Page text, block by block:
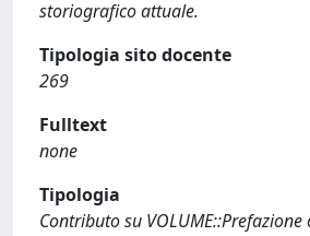
storiografico attuale.
Tipologia sito docente
269
Fulltext
none
Tipologia
Contributo su VOLUME::Prefazione